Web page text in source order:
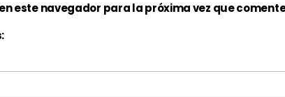
este navegador para la próxima vez que